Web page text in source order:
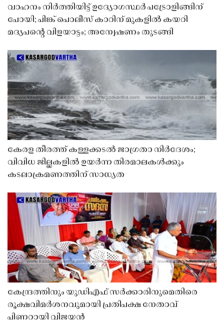
വാഹനം നിർത്തിയിട്ട് ഉദ്യോഗസ്ഥർ പട്രോളിങ്ങിന്
പോയി; പിങ്ക് പൊലീസ് കാറിന് മുകളിൽ കയറി
മദ്യപൻ്റെ വിളയാട്ടം; അന്വേഷണം തുടങ്ങി
കേരള തീരത്ത് കള്ളക്കടൽ ജാഗ്രതാ നിർദേശം;
വിവിധ ജില്ലകളിൽ ഉയർന്ന തിരമാലകൾക്കും
കടലാക്രമണത്തിന് സാധ്യത
കേന്ദ്രത്തിനും യുഡിഎഫ് സർക്കാരിനുമെതിരെ
രൂക്ഷവിമർശനവുമായി പ്രതിപക്ഷ നേതാവ്
പിണറായി വിജയൻ